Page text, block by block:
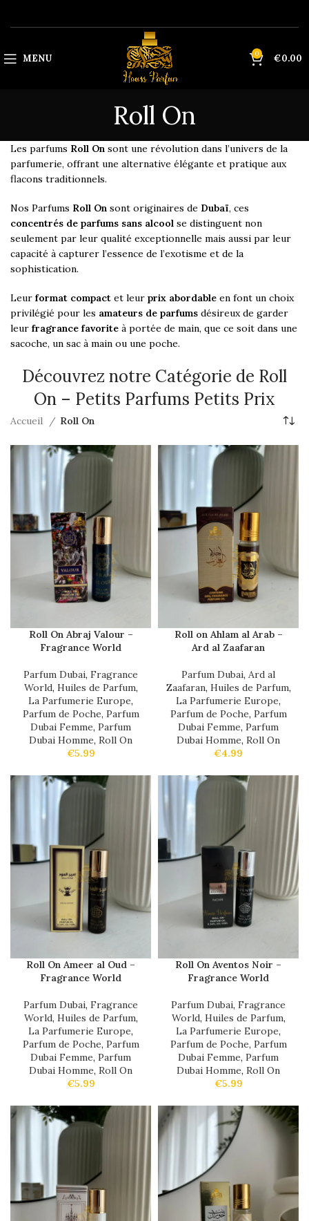
MENU 0 €0.00
Roll On
Les parfums Roll On sont une révolution dans l’univers de la
parfumerie, offrant une alternative élégante et pratique aux
flacons traditionnels.
Nos Parfums Roll On sont originaires de Dubaï, ces
concentrés de parfums sans alcool se distinguent non
seulement par leur qualité exceptionnelle mais aussi par leur
capacité à capturer l’essence de l’exotisme et de la
sophistication.
Leur format compact et leur prix abordable en font un choix
privilégié pour les amateurs de parfums désireux de garder
leur fragrance favorite à portée de main, que ce soit dans une
sacoche, un sac à main ou une poche.
Découvrez notre Catégorie de Roll
On – Petits Parfums Petits Prix
Accueil Roll On
Roll On Abraj Valour –
Fragrance World
Parfum Dubai, Fragrance
World, Huiles de Parfum,
La Parfumerie Europe,
Parfum de Poche, Parfum
Dubai Femme, Parfum
Dubai Homme, Roll On
€5.99
Roll on Ahlam al Arab –
Ard al Zaafaran
Parfum Dubai, Ard al
Zaafaran, Huiles de Parfum,
La Parfumerie Europe,
Parfum de Poche, Parfum
Dubai Femme, Parfum
Dubai Homme, Roll On
€4.99
Roll On Ameer al Oud –
Fragrance World
Parfum Dubai, Fragrance
World, Huiles de Parfum,
La Parfumerie Europe,
Parfum de Poche, Parfum
Dubai Femme, Parfum
Dubai Homme, Roll On
€5.99
Roll On Aventos Noir –
Fragrance World
Parfum Dubai, Fragrance
World, Huiles de Parfum,
La Parfumerie Europe,
Parfum de Poche, Parfum
Dubai Femme, Parfum
Dubai Homme, Roll On
€5.99